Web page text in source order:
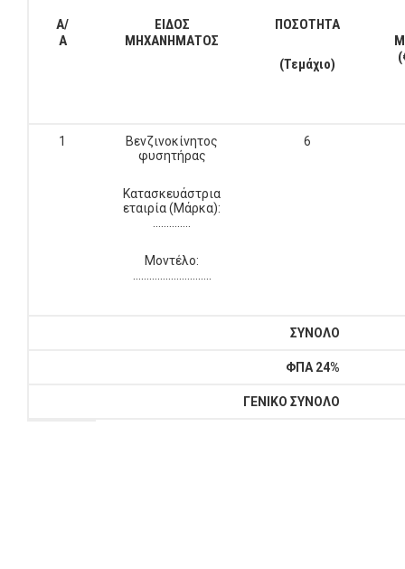
Α/
Α
ΕΙΔΟΣ
ΜΗΧΑΝΗΜΑΤΟΣ
ΠΟΣΟΤΗΤΑ
(Τεμάχιο)
1
Βενζινοκίνητος
φυσητήρας
Κατασκευάστρια
εταιρία (Μάρκα):
Μοντέλο:
6
ΣΥΝΟΛΟ
ΦΠΑ 24%
ΓΕΝΙΚΟ ΣΥΝΟΛΟ